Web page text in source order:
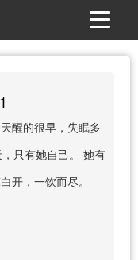
醒的很早，失眠多
只有她自己。 她有
开，一饮而尽。